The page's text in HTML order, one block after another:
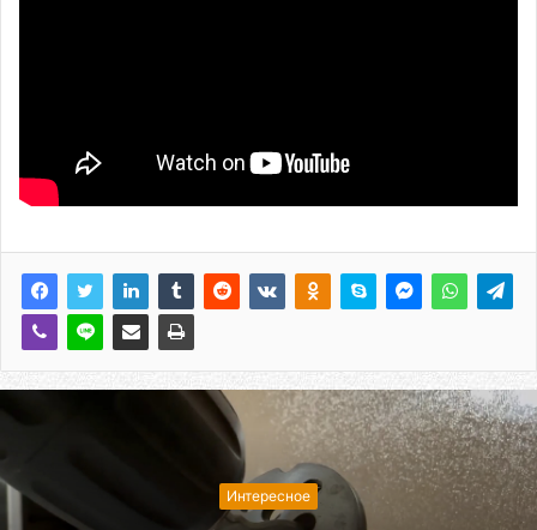
Интересное